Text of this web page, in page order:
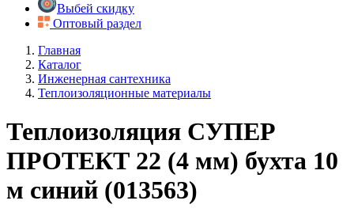
Выбей скидку
Оптовый раздел
Главная
Каталог
Инженерная сантехника
Теплоизоляционные материалы
Теплоизоляция СУПЕР
ПРОТЕКТ 22 (4 мм) бухта 10
м синий (013563)